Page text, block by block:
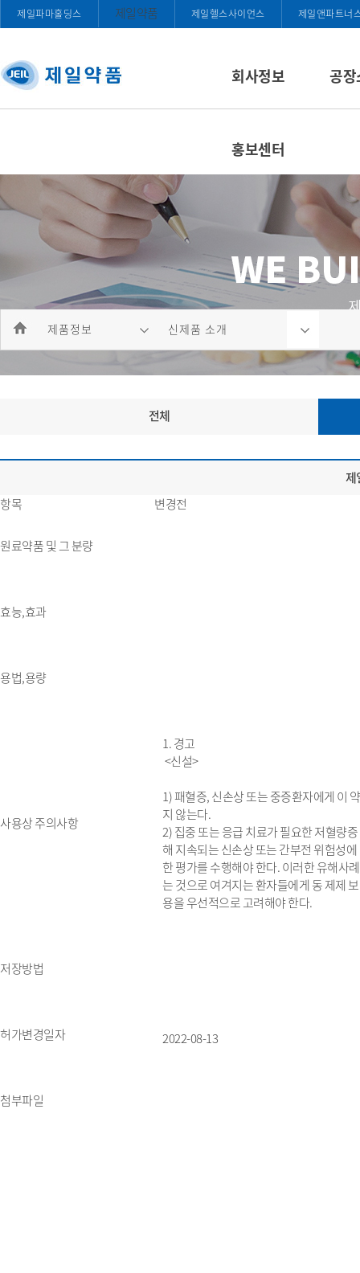
제일파마홀딩스 제일약품 제일헬스사이언스 제일앤파트너
회사정보 공
홍보센터
제품정보 신제품 소개
전체
항목
변경전
원료약품 및 그 분량
효능,효과
용법,용량
사용상 주의사항
1. 경고
<신설>
1) 패혈증, 신손상 또는 중증환자에게 이
지 않는다.
2) 집중 또는 응급 치료가 필요한 저혈량
해 지속되는 신손상 또는 간부전 위험성
한 평가를 수행해야 한다. 이러한 유해사
는 것으로 여겨지는 환자들에게 동 제제
용을 우선적으로 고려해야 한다.
저장방법
허가변경일자 2022-08-13
첨부파일